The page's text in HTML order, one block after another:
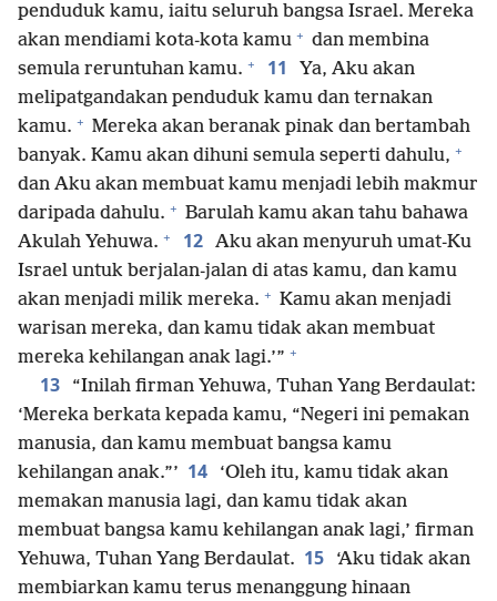
penduduk kamu, iaitu seluruh bangsa Israel. Mereka
akan mendiami kota-kota kamu + dan membina
semula reruntuhan kamu. + 11
Ya, Aku akan
melipatgandakan penduduk kamu dan ternakan
kamu. + Mereka akan beranak pinak dan bertambah
banyak. Kamu akan dihuni semula seperti dahulu, +
dan Aku akan membuat kamu menjadi lebih makmur
daripada dahulu. + Barulah kamu akan tahu bahawa
Akulah Yehuwa. + 12 Aku akan menyuruh umat-Ku
Israel untuk berjalan-jalan di atas kamu, dan kamu
akan menjadi milik mereka. + Kamu akan menjadi
warisan mereka, dan kamu tidak akan membuat
mereka kehilangan anak lagi.’” +
13
“Inilah firman Yehuwa, Tuhan Yang Berdaulat:
‘Mereka berkata kepada kamu, “Negeri ini pemakan
manusia, dan kamu membuat bangsa kamu
kehilangan anak.”’ 14
‘Oleh itu, kamu tidak akan
memakan manusia lagi, dan kamu tidak akan
membuat bangsa kamu kehilangan anak lagi,’ firman
Yehuwa, Tuhan Yang Berdaulat. 15
‘Aku tidak akan
membiarkan kamu terus menanggung hinaan